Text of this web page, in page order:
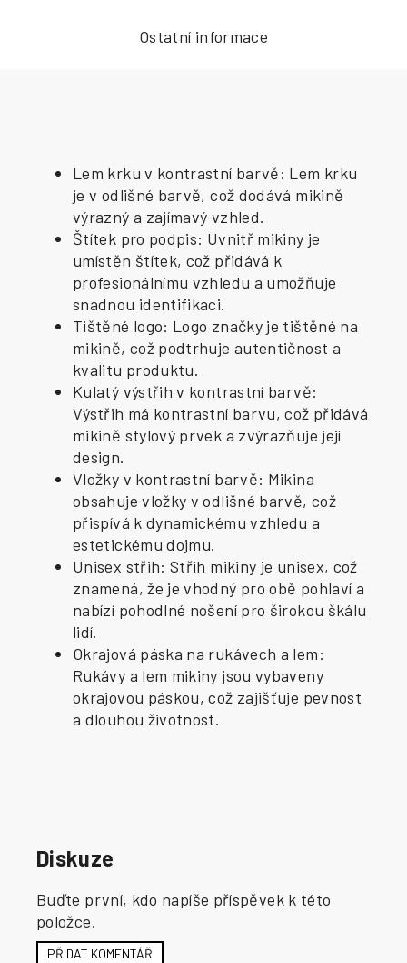
Ostatní informace
Lem krku v kontrastní barvě: Lem krku
je v odlišné barvě, což dodává mikině
výrazný a zajímavý vzhled.
Štítek pro podpis: Uvnitř mikiny je
umístěn štítek, což přidává k
profesionálnímu vzhledu a umožňuje
snadnou identifikaci.
Tištěné logo: Logo značky je tištěné na
mikině, což podtrhuje autentičnost a
kvalitu produktu.
Kulatý výstřih v kontrastní barvě:
Výstřih má kontrastní barvu, což přidává
mikině stylový prvek a zvýrazňuje její
design.
Vložky v kontrastní barvě: Mikina
obsahuje vložky v odlišné barvě, což
přispívá k dynamickému vzhledu a
estetickému dojmu.
Unisex střih: Střih mikiny je unisex, což
znamená, že je vhodný pro obě pohlaví a
nabízí pohodlné nošení pro širokou škálu
lidí.
Okrajová páska na rukávech a lem:
Rukávy a lem mikiny jsou vybaveny
okrajovou páskou, což zajišťuje pevnost
a dlouhou životnost.
Diskuze
Buďte první, kdo napíše příspěvek k této
položce.
PŘIDAT KOMENTÁŘ